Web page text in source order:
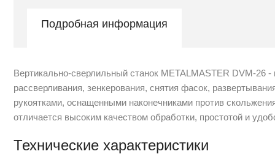
Подробная информация
Вертикально-сверлильный станок METALMASTER DVM-26
рассверливания, зенкерования, снятия фасок,
рукоятками, оснащенными наконечниками против
отличается высоким качеством обработки, простотой и
Технические характеристики